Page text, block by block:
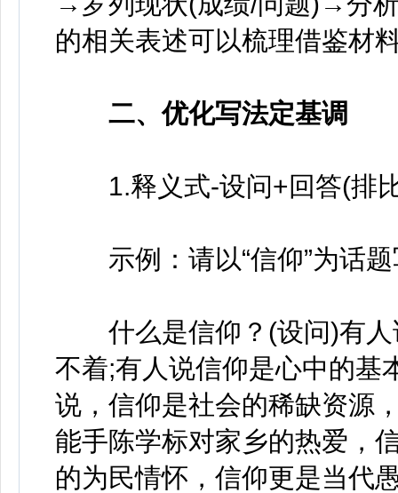
的相关表述可以梳理借鉴材
二、优化写法定基调
1.释义式-设问+回答(排
示例：请以“信仰”为话题
什么是信仰？(设问)有人
不着;有人说信仰是心中的基
说，信仰是社会的稀缺资源
能手陈学标对家乡的热爱，
的为民情怀，信仰更是当代